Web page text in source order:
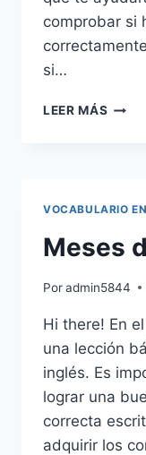
comprobar si
si…
LEER MÁS
VOCABULARIO
Meses
Poradmin5844
Hi there! En
una lección
inglés. Es
lograr una
correcta
adquirir los